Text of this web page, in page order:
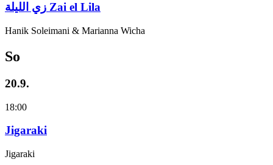
زي‌ اللیلة Zai el Lila
Hanik Soleimani & Marianna Wicha
So
20.9.
18:00
Jigaraki
Jigaraki